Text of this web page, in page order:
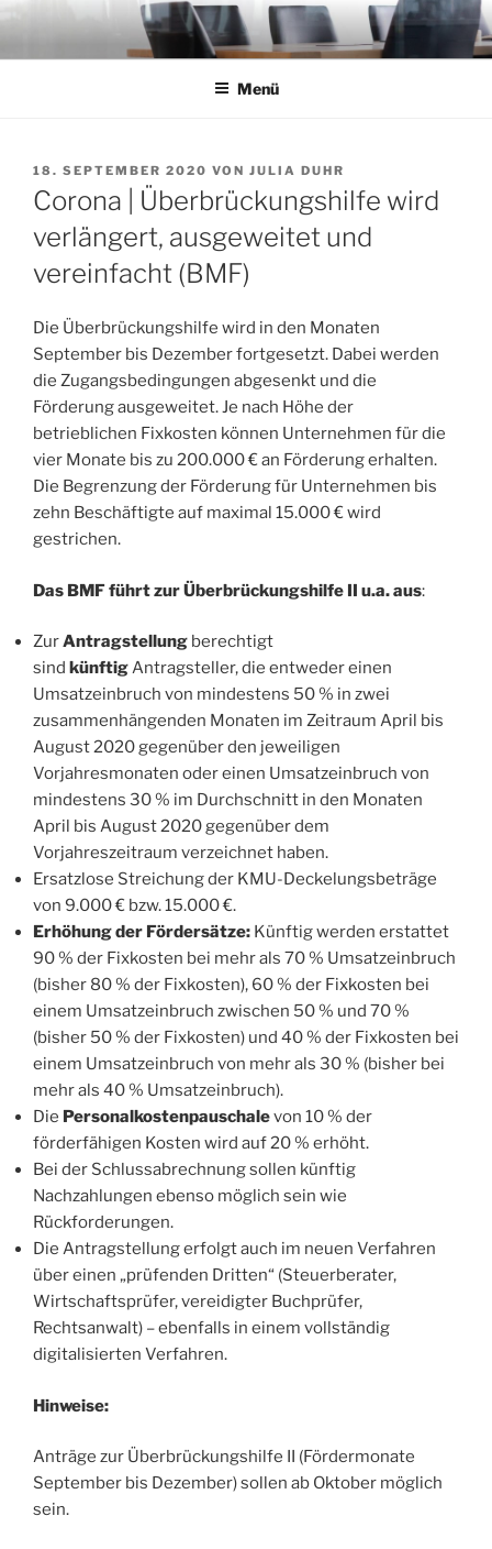
Zum
springen
Menü
VERÖFFENTLICHT
AM
18. SEPTEMBER 2020 VON JULIA DUHR
Corona | Überbrückungshilfe wird
verlängert, ausgeweitet und
vereinfacht (BMF)
Die Überbrückungshilfe wird in den Monaten
September bis Dezember fortgesetzt. Dabei werden
die Zugangsbedingungen abgesenkt und die
Förderung ausgeweitet. Je nach Höhe der
betrieblichen Fixkosten können Unternehmen für die
vier Monate bis zu 200.000 € an Förderung erhalten.
Die Begrenzung der Förderung für Unternehmen bis
zehn Beschäftigte auf maximal 15.000 € wird
gestrichen.
Das BMF führt zur Überbrückungshilfe II u.a. aus:
ZurAntragstellung berechtigt
sind künftigAntragsteller, die entweder einen
Umsatzeinbruch von mindestens 50 % in zwei
zusammenhängenden Monaten im Zeitraum April bis
August 2020 gegenüber den jeweiligen
Vorjahresmonaten oder einen Umsatzeinbruch von
mindestens 30 % im Durchschnitt in den Monaten
April bis August 2020 gegenüber dem
Vorjahreszeitraum verzeichnet haben.
Ersatzlose Streichung der KMU-Deckelungsbeträge
von 9.000 € bzw. 15.000 €.
Erhöhung der Fördersätze: Künftig werden erstattet
90 % der Fixkosten bei mehr als 70 % Umsatzeinbruch
(bisher 80 % der Fixkosten), 60 % der Fixkosten bei
einem Umsatzeinbruch zwischen 50 % und 70 %
(bisher 50 % der Fixkosten) und 40 % der Fixkosten bei
einem Umsatzeinbruch von mehr als 30 % (bisher bei
mehr als 40 % Umsatzeinbruch).
Die Personalkostenpauschalevon 10 % der
förderfähigen Kosten wird auf 20 % erhöht.
Bei der Schlussabrechnung sollen künftig
Nachzahlungen ebenso möglich sein wie
Rückforderungen.
Die Antragstellung erfolgt auch im neuen Verfahren
über einen „prüfenden Dritten“ (Steuerberater,
Wirtschaftsprüfer, vereidigter Buchprüfer,
Rechtsanwalt) – ebenfalls in einem vollständig
digitalisierten Verfahren.
Hinweise:
Anträge zur Überbrückungshilfe II (Fördermonate
September bis Dezember) sollen ab Oktober möglich
sein.